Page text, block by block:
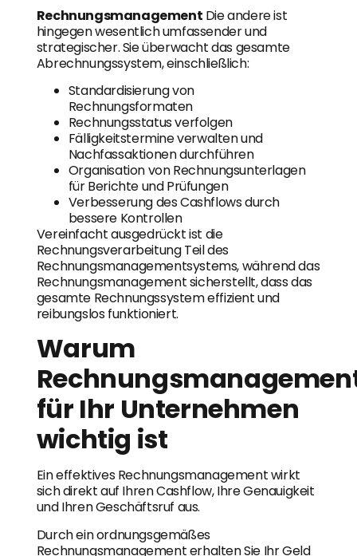
Rechnungsmanagement Die andere ist
hingegen wesentlich umfassender und
strategischer. Sie überwacht das gesamte
Abrechnungssystem, einschließlich:
Standardisierung von
Rechnungsformaten
Rechnungsstatus verfolgen
Fälligkeitstermine verwalten und
Nachfassaktionen durchführen
Organisation von Rechnungsunterlagen
für Berichte und Prüfungen
Verbesserung des Cashflows durch
bessere Kontrollen
Vereinfacht ausgedrückt ist die
Rechnungsverarbeitung Teil des
Rechnungsmanagementsystems, während das
Rechnungsmanagement sicherstellt, dass das
gesamte Rechnungssystem effizient und
reibungslos funktioniert.
Warum
für Ihr Unternehmen
wichtig ist
Ein effektives Rechnungsmanagement wirkt
sich direkt auf Ihren Cashflow, Ihre Genauigkeit
und Ihren Geschäftsruf aus.
Durch ein ordnungsgemäßes
Rechnungsmanagement erhalten Sie Ihr Geld